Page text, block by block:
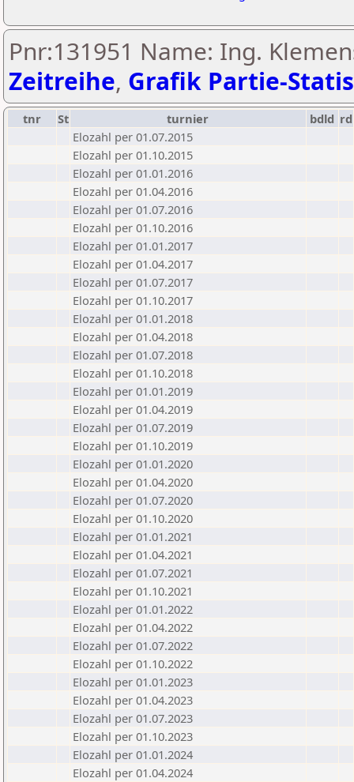
Pnr:131951 Name: Ing.
Zeitreihe, Grafik Partie-
tnr St turnier bdld rd
Elozahl per 01.07.2015
Elozahl per 01.10.2015
Elozahl per 01.01.2016
Elozahl per 01.04.2016
Elozahl per 01.07.2016
Elozahl per 01.10.2016
Elozahl per 01.01.2017
Elozahl per 01.04.2017
Elozahl per 01.07.2017
Elozahl per 01.10.2017
Elozahl per 01.01.2018
Elozahl per 01.04.2018
Elozahl per 01.07.2018
Elozahl per 01.10.2018
Elozahl per 01.01.2019
Elozahl per 01.04.2019
Elozahl per 01.07.2019
Elozahl per 01.10.2019
Elozahl per 01.01.2020
Elozahl per 01.04.2020
Elozahl per 01.07.2020
Elozahl per 01.10.2020
Elozahl per 01.01.2021
Elozahl per 01.04.2021
Elozahl per 01.07.2021
Elozahl per 01.10.2021
Elozahl per 01.01.2022
Elozahl per 01.04.2022
Elozahl per 01.07.2022
Elozahl per 01.10.2022
Elozahl per 01.01.2023
Elozahl per 01.04.2023
Elozahl per 01.07.2023
Elozahl per 01.10.2023
Elozahl per 01.01.2024
Elozahl per 01.04.2024